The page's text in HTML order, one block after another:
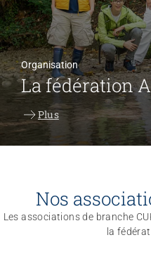
Organisation
La fédération
Plus
Nos
Les associations de branche
la